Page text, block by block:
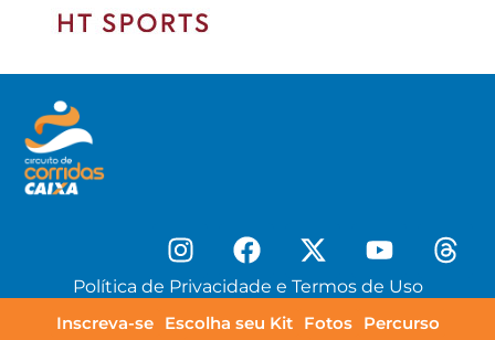
Inscreva-se Escolha seu Kit Fotos Percurso
Política de Privacidade e Termos de Uso